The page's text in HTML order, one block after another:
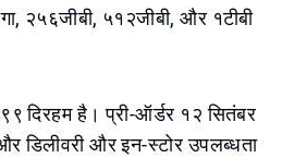
२५६जीबी, ५१२जीबी, और १टीबी
दिरहम है। प्री-ऑर्डर १२ सितंबर
और इन-स्टोर उपलब्धता